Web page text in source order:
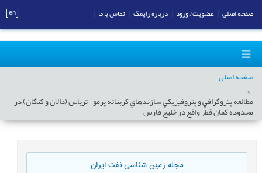
صفحه اصلی
مطالعه پتروگرافي و پتروفيزيکي سازندهاي کربناته پرمو- ترياس (دالان و کنگان) در
محدوده کمان قطر واقع در خليج فارس
مجله زمین شناسی نفت ایران
صفحه اصلی عضویت/ ورود درباره رایمگ تماس با ما